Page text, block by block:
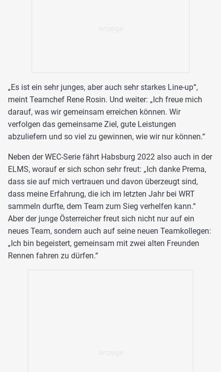
„Es ist ein sehr junges, aber auch sehr starkes Line-up“,
meint Teamchef Rene Rosin. Und weiter: „Ich freue mich
darauf, was wir gemeinsam erreichen können. Wir
verfolgen das gemeinsame Ziel, gute Leistungen
abzuliefern und so viel zu gewinnen, wie wir nur können.“
Neben der WEC-Serie fährt Habsburg 2022 also auch in der
ELMS, worauf er sich schon sehr freut: „Ich danke Prema,
dass sie auf mich vertrauen und davon überzeugt sind,
dass meine Erfahrung, die ich im letzten Jahr bei WRT
sammeln durfte, dem Team zum Sieg verhelfen kann.“
Aber der junge Österreicher freut sich nicht nur auf ein
neues Team, sondern auch auf seine neuen Teamkollegen:
„Ich bin begeistert, gemeinsam mit zwei alten Freunden
Rennen fahren zu dürfen.“